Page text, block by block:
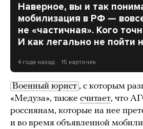
Наверное, вы и так
мобилизация в РФ —
не «частичная». Кого
И как легально не пойти
4 года назад 15 карточек
Военный юрист , с которым
«Медуза», также считает, что
россиянам, которые на нее
и во время объявленной